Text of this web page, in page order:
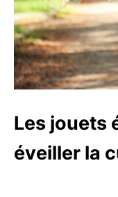
Les jouets
éveiller la